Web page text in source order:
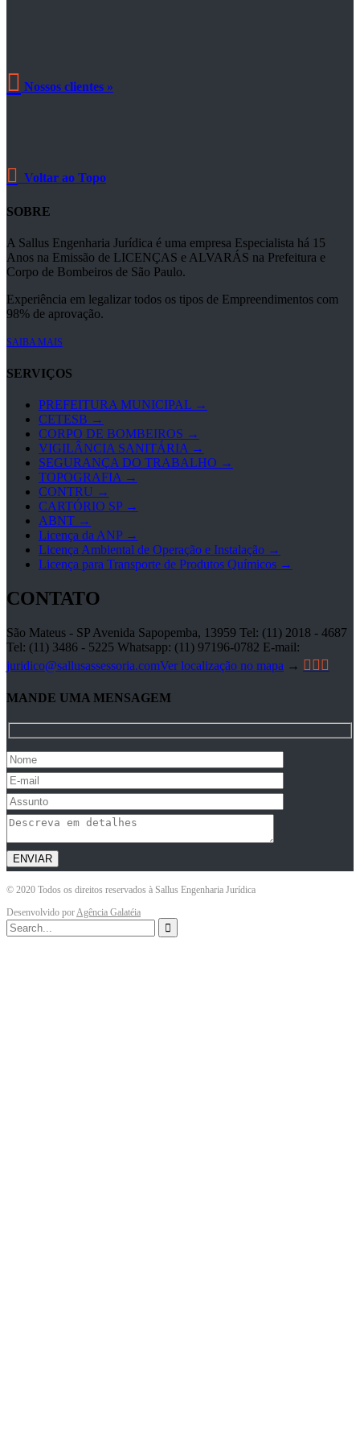
 Nossos clientes »
 Voltar ao Topo
SOBRE
A Sallus Engenharia Jurídica é uma empresa Especialista há 15
Anos na Emissão de LICENÇAS e ALVARÁS na Prefeitura e
Corpo de Bombeiros de São Paulo.
Experiência em legalizar todos os tipos de Empreendimentos com
98% de aprovação.
SAIBA MAIS
SERVIÇOS
PREFEITURA MUNICIPAL →
CETESB →
CORPO DE BOMBEIROS →
VIGILÂNCIA SANITÁRIA →
SEGURANÇA DO TRABALHO →
TOPOGRAFIA →
CONTRU →
CARTÓRIO SP →
ABNT →
Licença da ANP →
Licença Ambiental de Operação e Instalação →
Licença para Transporte de Produtos Químicos →
CONTATO
São Mateus - SP Avenida Sapopemba, 13959 Tel: (11) 2018 - 4687
Tel: (11) 3486 - 5225 Whatsapp: (11) 97196-0782 E-mail:
juridico@sallusassessoria.comVer localização no mapa → 
MANDE UMA MENSAGEM
© 2020 Todos os direitos reservados à Sallus Engenharia Jurídica
Desenvolvido porAgência Galatéia
